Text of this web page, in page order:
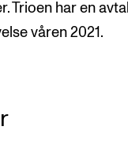
Trioen har en
våren 2021.